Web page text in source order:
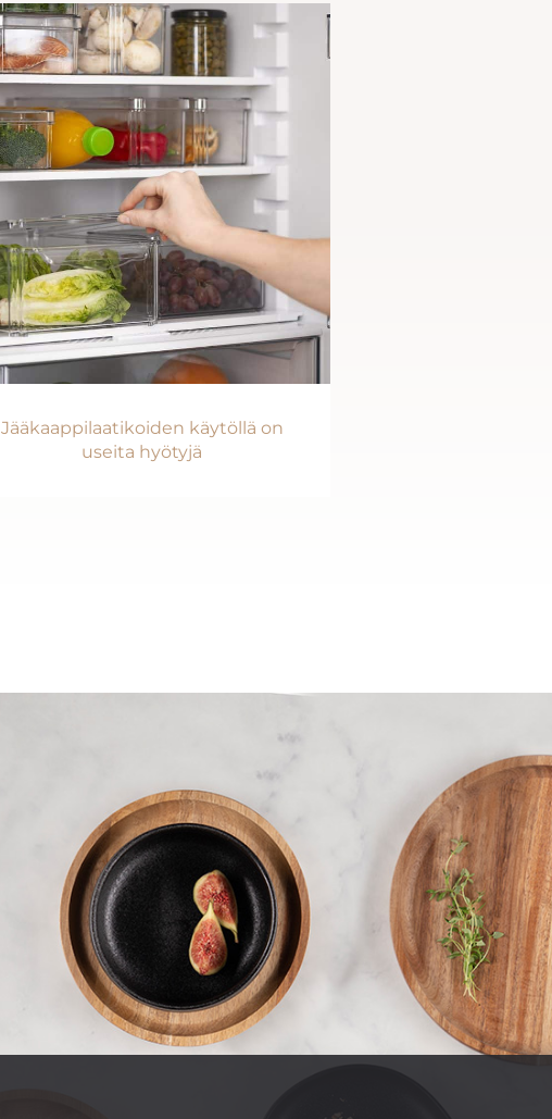
Jääkaappilaatikoiden käytöllä on
useita hyötyjä